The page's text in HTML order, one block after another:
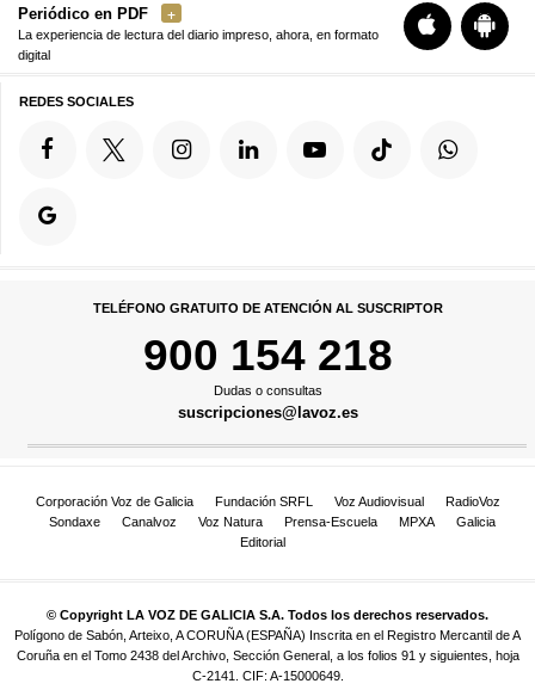
Periódico en PDF
La experiencia de lectura del diario impreso, ahora, en formato
digital
REDES SOCIALES
TELÉFONO GRATUITO DE ATENCIÓN AL SUSCRIPTOR
900 154 218
Dudas o consultas
suscripciones@lavoz.es
Corporación Voz de Galicia Fundación SRFL Voz Audiovisual
RadioVoz
Sondaxe
Canalvoz Voz Natura Prensa-Escuela MPXA
Galicia
Editorial
© Copyright LA VOZ DE GALICIA S.A. Todos los derechos reservados.
Polígono de Sabón, Arteixo, A CORUÑA (ESPAÑA) Inscrita en el Registro Mercantil de A
Coruña en el Tomo 2438 del Archivo, Sección General, a los folios 91 y siguientes, hoja
C-2141. CIF: A-15000649.